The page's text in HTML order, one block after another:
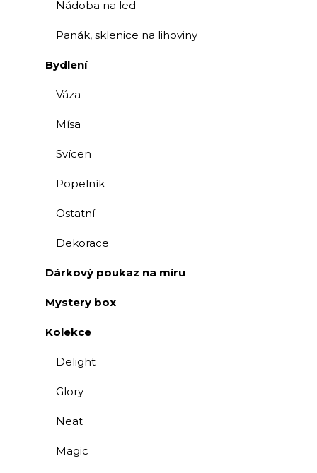
Nádoba na led
Panák, sklenice na lihoviny
Bydlení
Váza
Mísa
Svícen
Popelník
Ostatní
Dekorace
Dárkový poukaz na míru
Mystery box
Kolekce
Delight
Glory
Neat
Magic